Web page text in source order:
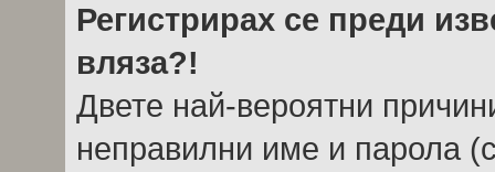
Регистрирах се преди
вляза?!
Двете най-вероятни
неправилни име и парола